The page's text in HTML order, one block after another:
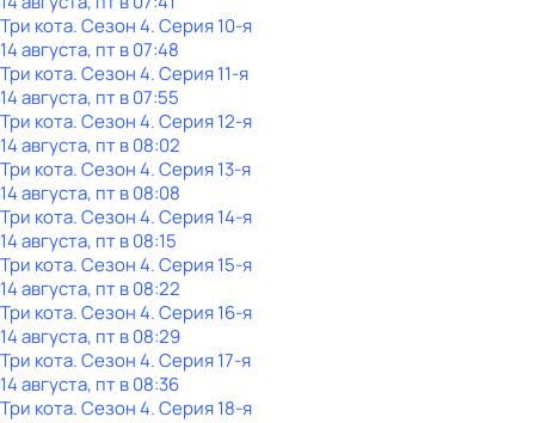
Три кота. Сезон 4. Серия 10-я
14 августа, пт в 07:48
Три кота. Сезон 4. Серия 11-я
14 августа, пт в 07:55
Три кота. Сезон 4. Серия 12-я
14 августа, пт в 08:02
Три кота. Сезон 4. Серия 13-я
14 августа, пт в 08:08
Три кота. Сезон 4. Серия 14-я
14 августа, пт в 08:15
Три кота. Сезон 4. Серия 15-я
14 августа, пт в 08:22
Три кота. Сезон 4. Серия 16-я
14 августа, пт в 08:29
Три кота. Сезон 4. Серия 17-я
14 августа, пт в 08:36
Три кота. Сезон 4. Серия 18-я